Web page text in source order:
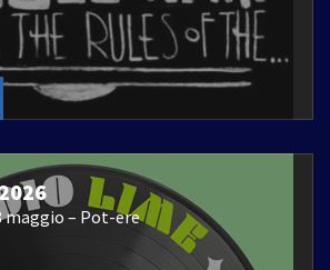
maggio – Pot-ere